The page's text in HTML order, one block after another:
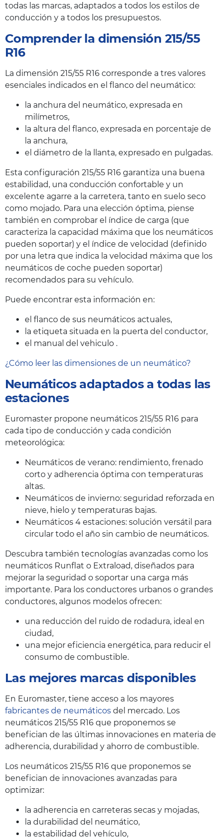
todas las marcas, adaptados a todos los estilos de
conducción y a todos los presupuestos.
Comprender la dimensión 215/55
R16
La dimensión 215/55 R16 corresponde a tres valores
esenciales indicados en el flanco del neumático:
la anchura del neumático, expresada en
milímetros,
la altura del flanco, expresada en porcentaje de
la anchura,
el diámetro de la llanta, expresado en pulgadas.
Esta configuración 215/55 R16 garantiza una buena
estabilidad, una conducción confortable y un
excelente agarre a la carretera, tanto en suelo seco
como mojado. Para una elección óptima, piense
también en comprobar el índice de carga (que
caracteriza la capacidad máxima que los neumáticos
pueden soportar) y el índice de velocidad (definido
por una letra que indica la velocidad máxima que los
neumáticos de coche pueden soportar)
recomendados para su vehículo.
Puede encontrar esta información en:
el flanco de sus neumáticos actuales,
la etiqueta situada en la puerta del conductor,
el manual del vehiculo .
¿Cómo leer las dimensiones de un neumático?
Neumáticos adaptados a todas las
estaciones
Euromaster propone neumáticos 215/55 R16 para
cada tipo de conducción y cada condición
meteorológica:
Neumáticos de verano: rendimiento, frenado
corto y adherencia óptima con temperaturas
altas.
Neumáticos de invierno: seguridad reforzada en
nieve, hielo y temperaturas bajas.
Neumáticos 4 estaciones: solución versátil para
circular todo el año sin cambio de neumáticos.
Descubra también tecnologías avanzadas como los
neumáticos Runflat o Extraload, diseñados para
mejorar la seguridad o soportar una carga más
importante. Para los conductores urbanos o grandes
conductores, algunos modelos ofrecen:
una reducción del ruido de rodadura, ideal en
ciudad,
una mejor eficiencia energética, para reducir el
consumo de combustible.
Las mejores marcas disponibles
En Euromaster, tiene acceso a los mayores
fabricantes de neumáticos del mercado. Los
neumáticos 215/55 R16 que proponemos se
benefician de las últimas innovaciones en materia de
adherencia, durabilidad y ahorro de combustible.
Los neumáticos 215/55 R16 que proponemos se
benefician de innovaciones avanzadas para
optimizar:
la adherencia en carreteras secas y mojadas,
la durabilidad del neumático,
la estabilidad del vehículo,